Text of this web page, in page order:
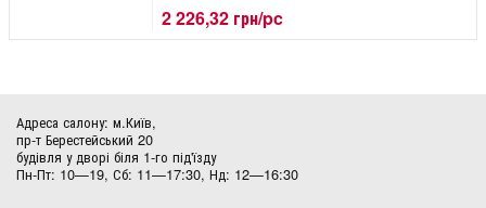
2 226,32 грн/pc
Адреса салону: м.Київ,
пр-т Берестейський 20
будівля у дворі біля 1-го під'їзду
Пн-Пт: 10—19, Сб: 11—17:30, Нд: 12—16:30